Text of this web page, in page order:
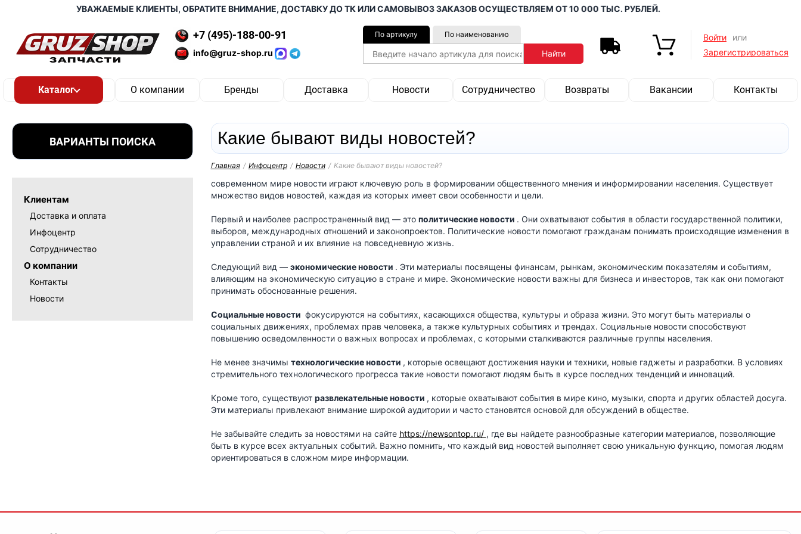
УВАЖАЕМЫЕ КЛИЕНТЫ, ОБРАТИТЕ ВНИМАНИЕ, ДОСТАВКУ ДО ТК ИЛИ САМОВЫВОЗ ЗАКАЗОВ ОСУЩЕСТВЛЯЕМ ОТ 10 000 ТЫС. РУБЛЕЙ.
+7 (495)-188-00-91
info@gruz-shop.ru
По артикулу По наименованию Войти
или
Зарегистрироваться
О компании Бренды Доставка Новости Сотрудничество Возвраты Вакансии Контакты
ВАРИАНТЫ ПОИСКА
Клиентам
Доставка и оплата
Инфоцентр
Сотрудничество
О компании
Контакты
Новости
Какие бывают виды новостей?
Главная / Инфоцентр / Новости / Какие бывают виды новостей?
современном мире новости играют ключевую роль в формировании общественного мнения и информировании населения. Существует
множество видов новостей, каждая из которых имеет свои особенности и цели.
Первый и наиболее распространенный вид — это политические новости . Они охватывают события в области государственной политики,
выборов, международных отношений и законопроектов. Политические новости помогают гражданам понимать происходящие изменения в
управлении страной и их влияние на повседневную жизнь.
Следующий вид — экономические новости . Эти материалы посвящены финансам, рынкам, экономическим показателям и событиям,
влияющим на экономическую ситуацию в стране и мире. Экономические новости важны для бизнеса и инвесторов, так как они помогают
принимать обоснованные решения.
Социальные новости фокусируются на событиях, касающихся общества, культуры и образа жизни. Это могут быть материалы о
социальных движениях, проблемах прав человека, а также культурных событиях и трендах. Социальные новости способствуют
повышению осведомленности о важных вопросах и проблемах, с которыми сталкиваются различные группы населения.
Не менее значимы технологические новости , которые освещают достижения науки и техники, новые гаджеты и разработки. В условиях
стремительного технологического прогресса такие новости помогают людям быть в курсе последних тенденций и инноваций.
Кроме того, существуют развлекательные новости , которые охватывают события в мире кино, музыки, спорта и других областей досуга.
Эти материалы привлекают внимание широкой аудитории и часто становятся основой для обсуждений в обществе.
Не забывайте следить за новостями на сайте https://newsontop.ru/ , где вы найдете разнообразные категории материалов, позволяющие
быть в курсе всех актуальных событий. Важно помнить, что каждый вид новостей выполняет свою уникальную функцию, помогая людям
ориентироваться в сложном мире информации.